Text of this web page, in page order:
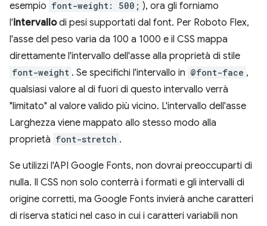
esempio font-weight: 500; ), ora gli forniamo
l'intervallodi pesi supportati dal font. Per Roboto Flex,
l'asse del peso varia da 100 a 1000 e il CSS mappa
direttamente l'intervallo dell'asse alla proprietà di stile
font-weight . Se specifichi l'intervallo in @font-face ,
qualsiasi valore al di fuori di questo intervallo verrà
"limitato" al valore valido più vicino. L'intervallo dell'asse
Larghezza viene mappato allo stesso modo alla
proprietà font-stretch .
Se utilizzi l'API Google Fonts, non dovrai preoccuparti di
nulla. Il CSS non solo conterrà i formati e gli intervalli di
origine corretti, ma Google Fonts invierà anche caratteri
di riserva statici nel caso in cui i caratteri variabili non